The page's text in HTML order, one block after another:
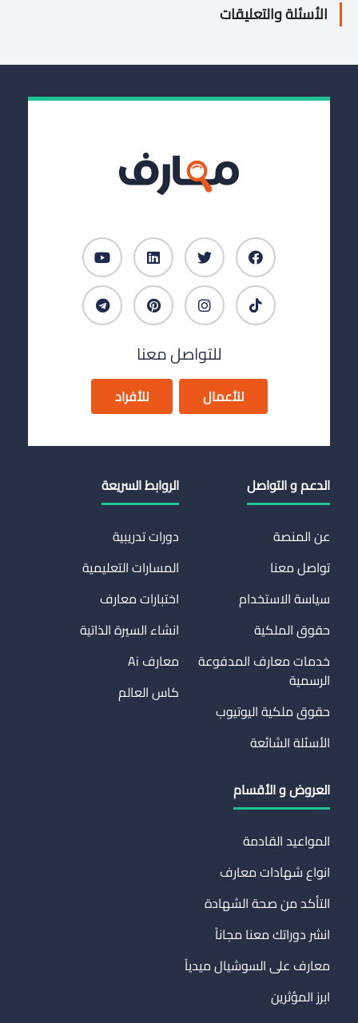
الأسئلة والتعليقات
للتواصل معنا
للأعمال للأفراد
الدعم و التواصل
عن المنصة
تواصل معنا
سياسة الاستخدام
حقوق الملكية
خدمات معارف المدفوعة
الرسمية
حقوق ملكية اليوتيوب
الأسئلة الشائعة
الروابط السريعة
دورات تدريبية
المسارات التعليمية
اختبارات معارف
انشاء السيرة الذاتية
معارف Ai
كاس العالم
العروض و الأقسام
المواعيد القادمة
انواع شهادات معارف
التأكد من صحة الشهادة
انشر دوراتك معنا مجاناً
معارف على السوشيال ميدياً
ابرز المؤثرين